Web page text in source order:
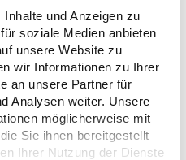
und Anzeigen zu
soziale Medien anbieten
unsere Website zu
wir Informationen zu Ihrer
an unsere Partner für
Analysen weiter. Unsere
möglicherweise mit
Sie ihnen bereitgestellt
Ihrer Nutzung der Dienste